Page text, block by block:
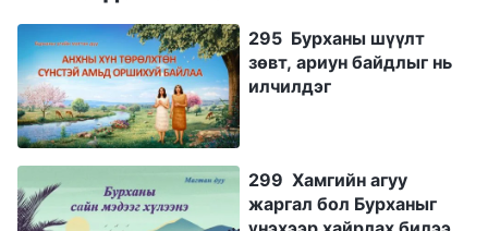
295 Бурханы шүүлт
зөвт, ариун байдлыг нь
илчилдэг
299 Хамгийн агуу
жаргал бол Бурханыг